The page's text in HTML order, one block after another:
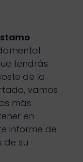
tendrás
de la
vamos
más
en
informe de
de su